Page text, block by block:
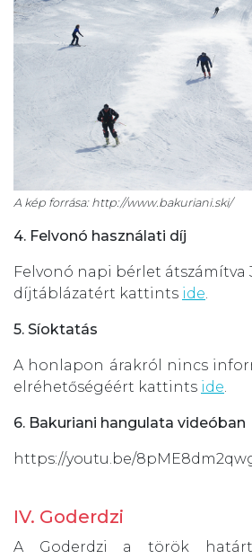
A kép forrása: http://www.bakuriani.ski/
4. Felvonó használati díj
Felvonó napi bérlet átszámítva
díjtáblázatért kattints ide.
5. Síoktatás
A honlapon árakról nincs
elréhetőségéért kattints ide.
6. Bakuriani hangulata videóban
https://youtu.be/
IV. Goderdzi
A Goderdzi a török